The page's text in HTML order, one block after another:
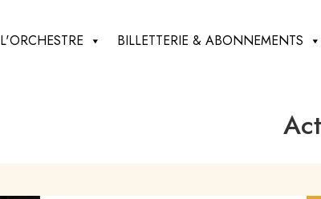
L'ORCHESTRE BILLETTERIE & ABONNEMENTS